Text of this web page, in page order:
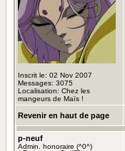
Inscrit le: 02 Nov 2007
Messages: 3075
Localisation: Chez les
mangeurs de Maïs !
Revenir en haut de page
p-neuf
Admin. honoraire (^0^)